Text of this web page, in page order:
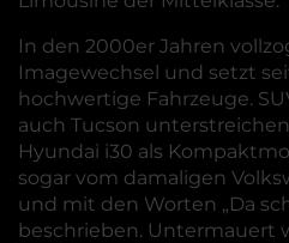
In den 2000er Jahren
Imagewechsel und setzt
hochwertige Fahrzeuge.
auch Tucson
Hyundai i30 als
sogar vom damaligen
und mit den Worten „Da
beschrieben. Untermauert